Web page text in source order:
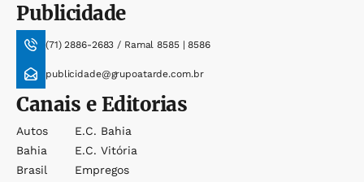
Publicidade
(71) 2886-2683 / Ramal 8585 | 8586
publicidade@grupoatarde.com.br
Canais e Editorias
Autos
Bahia
Brasil
E.c. Bahia
E.c. Vitória
Empregos